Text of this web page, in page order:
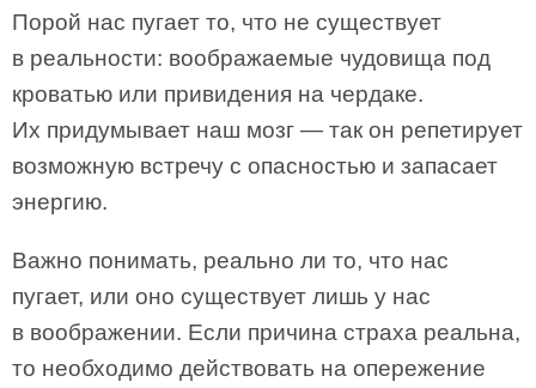
Порой нас пугает то, что не существует
в реальности: воображаемые чудовища под
кроватью или привидения на чердаке.
Их придумывает наш мозг — так он репетирует
возможную встречу с опасностью и запасает
энергию.
Важно понимать, реально ли то, что нас
пугает, или оно существует лишь у нас
в воображении. Если причина страха реальна,
то необходимо действовать на опережение